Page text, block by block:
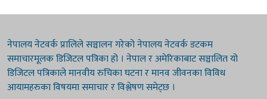
नेपालय नेटवर्क प्रालिले सञ्चालन गरेको नेपालय नेटवर्क डटकम
समाचारमूलक डिजिटल पत्रिका हो । नेपाल र अमेरिकाबाट सञ्चालित यो
डिजिटल पत्रिकाले मानवीय रुचिका घटना र मानव जीवनका विविध
आयामहरुका विषयमा समाचार र विश्लेषण समेट्छ ।